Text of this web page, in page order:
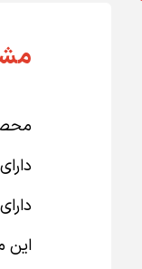
محصول ملبمان راحتی
دارای 6 عدد کوسن بوده (کوسن ها دارای آستر می باشد و با ویسکوز پر شده است).
این